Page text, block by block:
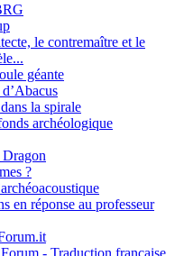
le contremaître et le
géante
la spirale
archéologique
Dragon
?
en réponse au professeur
- Traduction française